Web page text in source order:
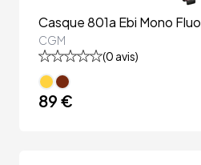
Casque 801a Ebi Mono Fluo
CGM
(0 avis)
89 €